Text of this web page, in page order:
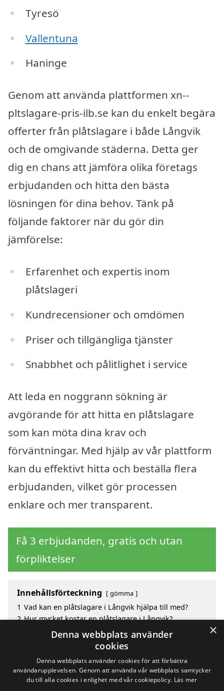
Tyresö
Vallentuna
Haninge
Genom att använda plattformen xn--
pltslagare-pris-ilb.se kan du enkelt begära
offerter från plåtslagare i både Långvik
och de omgivande städerna. Detta ger
dig en chans att jämföra olika företags
erbjudanden och hitta den bästa
lösningen för dina behov. Tänk på
följande faktorer när du gör din
jämförelse:
Erfarenhet och expertis inom
plåtslageri
Kundrecensioner och omdömen
Priser och tillgängliga tjänster
Snabbhet och pålitlighet i service
Att leda en noggrann sökning är
avgörande för att hitta en plåtslagare
som kan möta dina krav och
förväntningar. Med hjälp av vår plattform
kan du effektivt hitta och beställa flera
erbjudanden, vilket gör processen
enklare och mer transparent.
Få 3 erbjudanden, gratis och utan
förpliktelser
Innehållsförteckning gömma
1 Vad kan en plåtslagare i Långvik hjälpa till med?
2 Hur mycket kostar en plåtslagare i Långvik?
Fördelar med att välja plåtslagare i Långvik
Sök efter en skicklig plåtslagare i de omgivande
×
Denna webbplats använder
cookies
Denna webbplats använder cookies för att förbättra
användarupplevelsen. Genom att använda vår webbplats samtycker
du till alla cookies i enlighet med vår cookiepolicy. Läs mer